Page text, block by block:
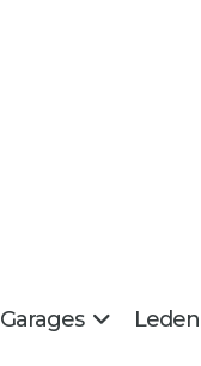
Garages Leden